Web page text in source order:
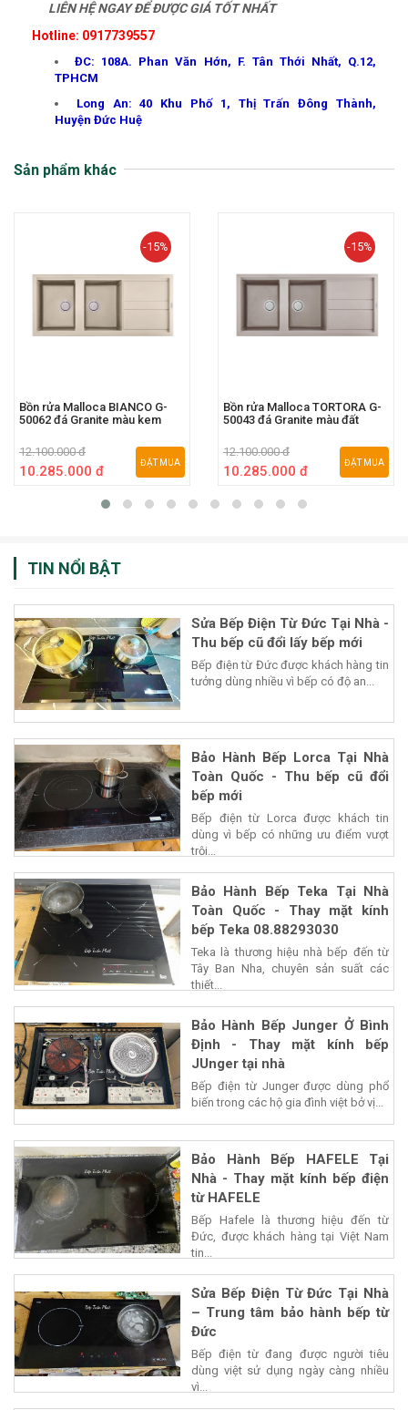
LIÊN HỆ NGAY ĐỂ ĐƯỢC GIÁ TỐT NHẤT
Hotline: 0917739557
ĐC: 108A. Phan Văn Hớn, F. Tân Thới Nhất, Q.12,
TPHCM
Long An: 40 Khu Phố 1, Thị Trấn Đông Thành,
Huyện Đức Huệ
Sản phẩm khác
-15%
Bồn rửa Malloca BIANCO G-
50062 đá Granite màu kem
12.100.000 đ
10.285.000 đ
ĐẶT MUA
-15%
Bồn rửa Malloca TORTORA G-
50043 đá Granite màu đất
12.100.000 đ
10.285.000 đ
ĐẶT MUA
TIN NỔI BẬT
Sửa Bếp Điện Từ Đức Tại Nhà -
Thu bếp cũ đổi lấy bếp mới
Bếp điện từ Đức được khách hàng tin
tưởng dùng nhiều vì bếp có độ an...
Bảo Hành Bếp Lorca Tại Nhà
Toàn Quốc - Thu bếp cũ đổi
bếp mới
Bếp điện từ Lorca được khách tin
dùng vì bếp có những ưu điểm vượt
trội...
Bảo Hành Bếp Teka Tại Nhà
Toàn Quốc - Thay mặt kính
bếp Teka 08.88293030
Teka là thương hiệu nhà bếp đến từ
Tây Ban Nha, chuyên sản suất các
thiết...
Bảo Hành Bếp Junger Ở Bình
Định - Thay mặt kính bếp
JUnger tại nhà
Bếp điện từ Junger được dùng phổ
biến trong các hộ gia đình việt bở vị...
Bảo Hành Bếp HAFELE Tại
Nhà - Thay mặt kính bếp điện
từ HAFELE
Bếp Hafele là thương hiệu đến từ
Đức, được khách hàng tại Việt Nam
tin...
Sửa Bếp Điện Từ Đức Tại Nhà
– Trung tâm bảo hành bếp từ
Đức
Bếp điện từ đang được người tiêu
dùng việt sử dụng ngày càng nhiều
vì...